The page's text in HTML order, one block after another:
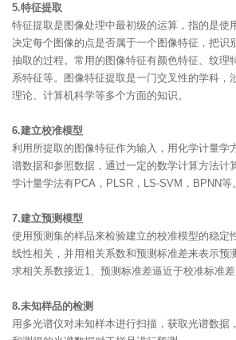
5.特征提取
特征提取是图像处理中最初级的运算，指的是使
决定每个图像的点是否属于一个图像特征，把识
抽取的过程。常用的图像特征有颜色特征、纹理
系特征等。图像特征提取是一门交叉性的学科，
理论、计算机科学等多个方面的知识。
6.建立校准模型
利用所提取的图像特征作为输入，用化学计量学
谱数据和参照数据，通过一定的数学计算方法计
学计量学法有PCA，PLSR，LS-SVM，BPNN等。
7.建立预测模型
使用预测集的样品来检验建立的校准模型的稳定
线性相关，并用相关系数和预测标准差来表示预
求相关系数接近1、预测标准差逼近于校准标准差
8.未知样品的检测
用多光谱仪对未知样本进行扫描，获取光谱数据